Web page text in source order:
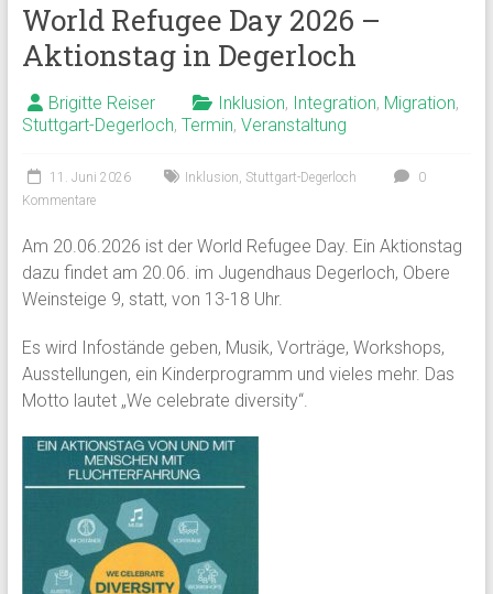
World Refugee Day 2026 –
Aktionstag in Degerloch
Brigitte Reiser Inklusion, Integration, Migration,
Stuttgart-Degerloch, Termin, Veranstaltung
11. Juni 2026 Inklusion, Stuttgart-Degerloch
0
Kommentare
Am 20.06.2026 ist der World Refugee Day. Ein Aktionstag
dazu findet am 20.06. im Jugendhaus Degerloch, Obere
Weinsteige 9, statt, von 13-18 Uhr.
Es wird Infostände geben, Musik, Vorträge, Workshops,
Ausstellungen, ein Kinderprogramm und vieles mehr. Das
Motto lautet „We celebrate diversity“.